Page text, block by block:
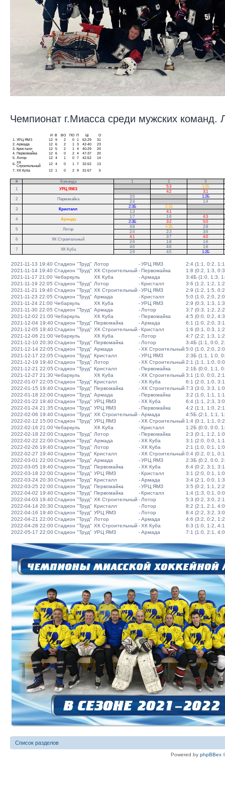
Чемпионат г.Миасса среди мужских команд.
И В ВО ПО П Ш
О
1.
УРЦ ЯМЗ 12 9 2 0 1 62-29
31
2. Армада 12 6 2 1 3 42-40
23
3. Кристалл 12 5 2 1 4 40-29
20
4. Первомайка 12 6 0 2 4 47-37
20
5. Лотор 12 4 1 0 7 42-52
14
6. ХК
Строительный
12 4 0 1 7 32-52
13
7. ХК Куба 12 1 0 2 9 31-57 5
# Команда 1 2
3
1
УРЦ ЯМЗ
5:3
3:2Б
4:2
3:1
2
Первомайка
3:5
1:2Б
2:4
1:4
3
Кристалл
2:3Б 2:1Б
1:3
4:1
4
Армада
1:7 1:6 4:3
2:3Б
3:2 5:0
5
Лотор
4:8 4:3Б
2:8
2:4
2:3
3:6
6
ХК Строительный
4:1 3:7
4:0
2:9
1:8
1:6
7
ХК Куба
4:6 4:6
1:6
2:9
4:5 1:2Б
2021-11-13 19:40 Стадион "Труд" Лотор -УРЦ ЯМЗ
2:4 (1:1, 0:2,
2021-11-14 19:40 Стадион "Труд" ХК Строительный -Первомайка
1:8 (0:2, 1:3,
2021-11-17 21:00 Чебаркуль ХК Куба -Армада
3:4Б (1:0, 1:3,
2021-11-19 22:05 Стадион "Труд" Лотор -Кристалл
3:6 (1:2, 1:2,
2021-11-21 19:40 Стадион "Труд" ХК Строительный -УРЦ ЯМЗ
2:9 (1:2, 1:5,
2021-11-23 22:05 Стадион "Труд" Армада -Кристалл
5:0 (1:0, 2:0,
2021-11-24 21:00 Чебаркуль ХК Куба -УРЦ ЯМЗ
2:9 (0:3, 1:3,
2021-11-30 22:05 Стадион "Труд" Армада - Лотор
3:7 (0:3, 1:2,
2021-12-02 21:00Чебаркуль ХК Куба -Первомайка
4:5 (0:0, 0:2,
2021-12-04 19:40Стадион "Труд" Первомайка -Армада
6:1 (1:0, 2:0,
2021-12-05 19:40Стадион "Труд" ХК Строительный -Кристалл
1:6 (0:1, 0:3,
2021-12-06 21:00Чебаркуль ХК Куба - Лотор
4:7 (2:2, 1:3,
2021-12-10 20:30Стадион "Труд" Первомайка - Лотор
3:4Б (1:1, 0:0,
2021-12-14 22:05 Стадион "Труд" Армада -ХК Строительный 5:0 (1:0, 2:0,
2021-12-17 22:05 Стадион "Труд" Кристалл -УРЦ ЯМЗ
2:3Б (1:1, 1:0,
2021-12-19 19:40Стадион "Труд" Лотор -ХК Строительный 2:1 (1:1, 1:0,
2021-12-21 22:05 Стадион "Труд" Кристалл -Первомайка
2:1Б (0:0, 1:1,
2021-12-27 21:30Чебаркуль ХК Куба -ХК Строительный 3:1 (1:0, 0:0,
2022-01-07 22:05 Стадион "Труд" Кристалл -ХК Куба
6:1 (2:0, 1:0,
2022-01-15 19:40Стадион "Труд" Первомайка -ХК Строительный 7:3 (3:0, 3:3,
2022-01-18 22:00Стадион "Труд" Армада -Первомайка
3:2 (1:0, 1:1,
2022-01-22 19:40Стадион "Труд" УРЦ ЯМЗ -ХК Куба
6:4 (1:1, 2:3,
2022-01-24 21:35 Стадион "Труд" УРЦ ЯМЗ -Первомайка
4:2 (1:1, 1:0,
2022-02-06 19:40Стадион "Труд" ХК Строительный -Армада
4:5Б (2:1, 1:1,
2022-02-12 15:00Стадион "Труд" УРЦ ЯМЗ -ХК Строительный 1:4 (0:1, 1:1,
2022-02-16 21:00Чебаркуль ХК Куба -Кристалл
1:2Б (0:0, 0:0,
2022-02-18 22:00Стадион "Труд" Лотор -Первомайка
2:3 (0:1, 1:2,
2022-02-22 22:00Стадион "Труд" Армада -ХК Куба
3:1 (2:0, 0:0,
2022-02-26 19:40Стадион "Труд" Лотор -ХК Куба
2:1 (1:0, 0:1,
2022-02-27 19:40Стадион "Труд" Кристалл -ХК Строительный 0:4 (0:2, 0:1,
2022-03-01 22:00Стадион "Труд" Армада -УРЦ ЯМЗ
2:3Б (0:2, 0:0,
2022-03-05 19:40Стадион "Труд" Первомайка -ХК Куба
6:4 (0:2, 3:1,
2022-03-18 22:00Стадион "Труд" УРЦ ЯМЗ -Кристалл
3:1 (2:0, 0:1,
2022-03-24 20:30Стадион "Труд" Кристалл -Армада
3:4 (2:1, 0:0,
2022-03-25 22:00Стадион "Труд" Первомайка -УРЦ ЯМЗ
3:5 (0:2, 1:1,
2022-04-02 19:40Стадион "Труд" Первомайка -Кристалл
1:4 (1:3, 0:1,
2022-04-03 19:40Стадион "Труд" ХК Строительный - Лотор
5:3 (0:2, 3:0,
2022-04-14 20:30Стадион "Труд" Кристалл - Лотор
8:2 (2:1, 2:1,
2022-04-16 19:40Стадион "Труд" УРЦ ЯМЗ - Лотор
8:4 (2:2, 3:2,
2022-04-21 22:00Стадион "Труд" Лотор -Армада
4:6 (3:2, 0:2,
2022-04-28 22:00Стадион "Труд" ХК Строительный -ХК Куба
6:3 (1:0, 1:2,
2022-05-17 22:00Стадион "Труд" УРЦ ЯМЗ -Армада 7:1 (1:0, 2:1,
Список разделов
Powered by phpBBex